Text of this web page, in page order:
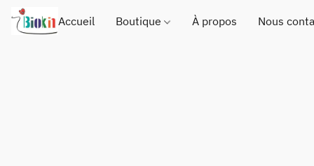
Accueil Boutique À propos Nous